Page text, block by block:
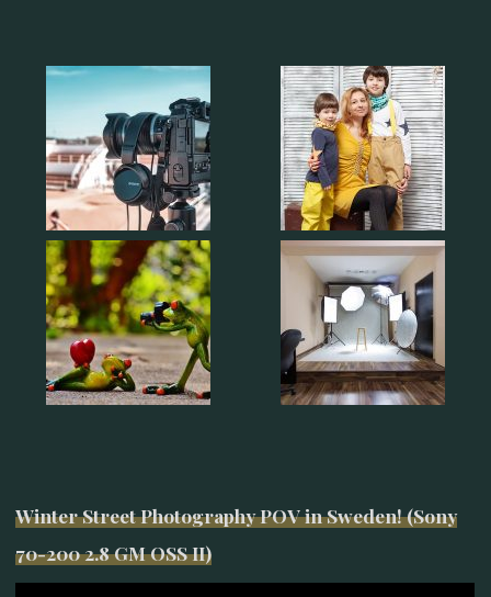
Winter Street Photography POV in Sweden! (Sony
70-200 2.8 GM OSS II)